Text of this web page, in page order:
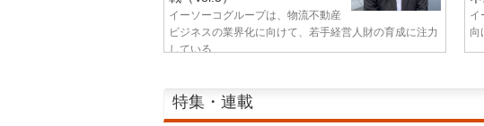
イーソーコグループは、物流不動産
ビジネスの業界化に向けて、若手経営人財の育成に注力
している...
イ
向
特集・連載